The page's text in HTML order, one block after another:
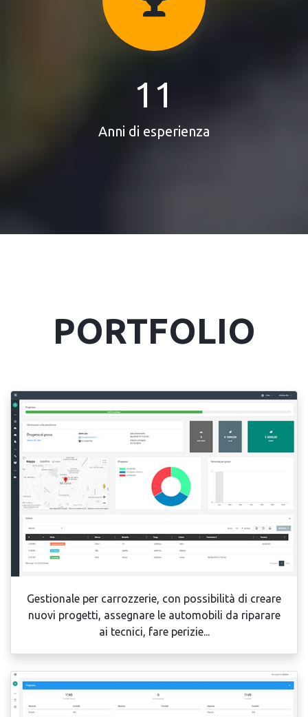
11
Anni di esperienza
PORTFOLIO
Gestionale per carrozzerie, con possibilità di creare
nuovi progetti, assegnare le automobili da riparare
ai tecnici, fare perizie...